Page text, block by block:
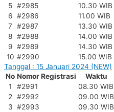
5 #2985
10.30 WIB
6 #2986
11.00 WIB
7
#2987
13.30 WIB
8 #2988
14.00 WIB
9 #2989
14.30 WIB
10 #2990
15.00 WIB
Tanggal : 15 Januari 2024 (NEW)
No Nomor Registrasi
Waktu
1
#2991
08.30 WIB
2
#2992
09.00 WIB
3 #2993
09.30 WIB